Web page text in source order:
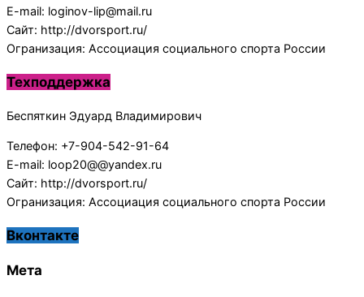
E-mail: loginov-lip@mail.ru
Сайт: http://dvorsport.ru/
Огранизация: Ассоциация социального спорта России
Техподдержка
Беспяткин Эдуард Владимирович
Телефон: +7-904-542-91-64
E-mail: loop20@@yandex.ru
Сайт: http://dvorsport.ru/
Огранизация: Ассоциация социального спорта России
Вконтакте
Мета